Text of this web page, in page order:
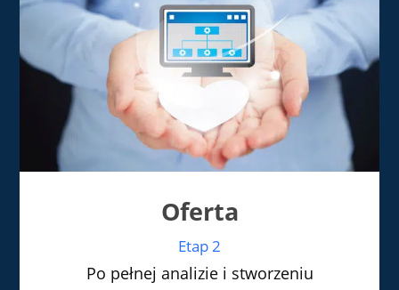
Oferta
Etap 2
Po pełnej analizie i stworzeniu